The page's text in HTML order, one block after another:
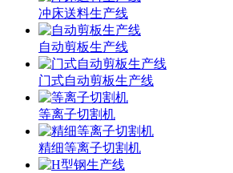
冲床送料生产线
自动剪板生产线
门式自动剪板生产线
等离子切割机
精细等离子切割机